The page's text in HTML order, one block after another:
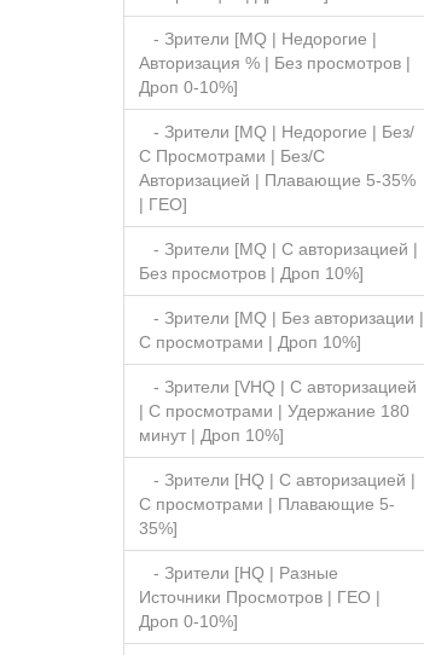
- Зрители [MQ | Недорогие |
Авторизация % | Без просмотров |
Дроп 0-10%]
- Зрители [MQ | Недорогие | Без/
С Просмотрами | Без/С
Авторизацией | Плавающие 5-35%
| ГЕО]
- Зрители [MQ | С авторизацией |
Без просмотров | Дроп 10%]
- Зрители [MQ | Без авторизации |
C просмотрами | Дроп 10%]
- Зрители [VHQ | С авторизацией
| С просмотрами | Удержание 180
минут | Дроп 10%]
- Зрители [HQ | С авторизацией |
С просмотрами | Плавающие 5-
35%]
- Зрители [HQ | Разные
Источники Просмотров | ГЕО |
Дроп 0-10%]